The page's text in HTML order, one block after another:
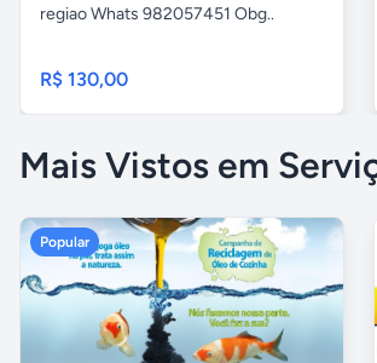
regiao Whats 982057451 Obg..
R$ 130,00
Mais Vistos em
Popular